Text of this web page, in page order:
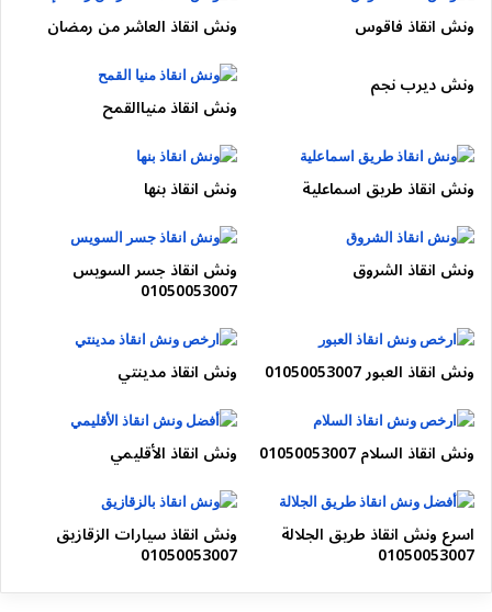
لماذا ونش الطريق الدائري 24 ساعة؟
تمركز قريب من النزلات
تقليل زمن التوقف
أمان كامل للسيارة
أخطاء شائعة تقلل الأمان:
التوقف بدون إشارات
النزول المفاجئ وسط الزحام
الحل الصحيح دائمًا: طلب ونش إنقاذ محترف.
ربط داخلي (Internal Linking)
ونش الطريق الإقليمي
ونش انقاذ فاقوس
ونش انقاذ العاشر من رمضان
ونش ديرب نجم
ونش انقاذ منياالقمح
ونش انقاذ طريق اسماعلية ونش انقاذ بنها
ونش انقاذ الشروق ونش انقاذ جسر السويس
01050053007
ونش انقاذ العبور 01050053007 ونش انقاذ مدينتي
ونش انقاذ السلام 01050053007 ونش انقاذ الأقليمي
اسرع ونش انقاذ طريق الجلالة
01050053007
ونش انقاذ سيارات الزقازيق
01050053007